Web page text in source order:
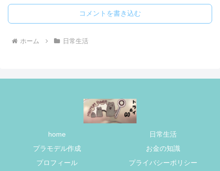
コメントを書き込む
ホーム 日常生活
home
日常生活
プラモデル作成
お金の知識
プロフィール
プライバシーポリシー